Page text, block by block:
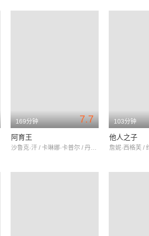
7.7
169分钟
阿育王
沙鲁克·汗 / 卡琳娜·卡普尔 / 丹尼·邓宗帕
103分钟
他人之子